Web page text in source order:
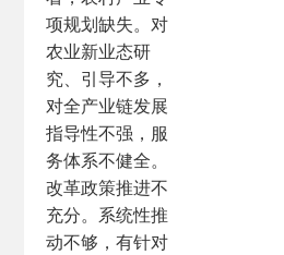
项规划缺失。对
农业新业态研
究、引导不多，
对全产业链发展
指导性不强，服
务体系不健全。
改革政策推进不
充分。系统性推
动不够，有针对